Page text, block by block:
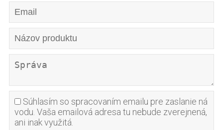
Súhlasím so spracovaním emailu pre zaslanie ná
vodu. Vaša emailová adresa tu nebude zverejnená,
ani inak využitá.